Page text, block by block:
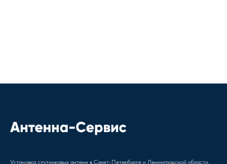
Установка спутниковых антенн в Санкт-Петербурге и Ленинградской области,